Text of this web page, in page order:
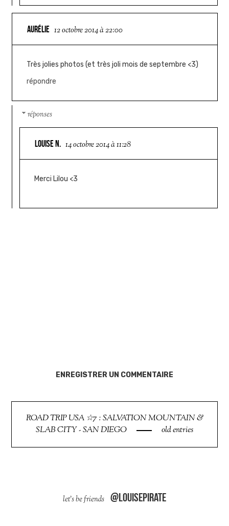
AURÉLIE 12 octobre 2014 à 22:00
Très jolies photos (et très joli mois de septembre <3)
répondre
réponses
LOUISE N. 14 octobre 2014 à 11:28
Merci Lilou <3
ENREGISTRER UN COMMENTAIRE
ROAD TRIP USA ☆7 : SALVATION MOUNTAIN &
SLAB CITY - SAN DIEGO
old entries
@louisepirate